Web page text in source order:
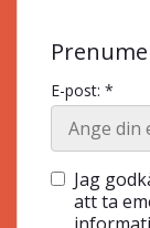
E-post: *
Jag
att ta